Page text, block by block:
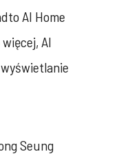
AI Home
AI
Seung